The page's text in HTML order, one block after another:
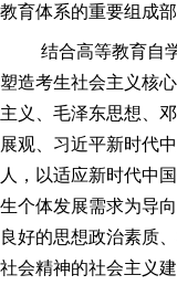
教育体系的重要组成部
结合高等教育自
塑造考生社会主义核
主义、毛泽东思想、
展观、习近平新时代
人，以适应新时代中
生个体发展需求为导
良好的思想政治素质
社会精神的社会主义